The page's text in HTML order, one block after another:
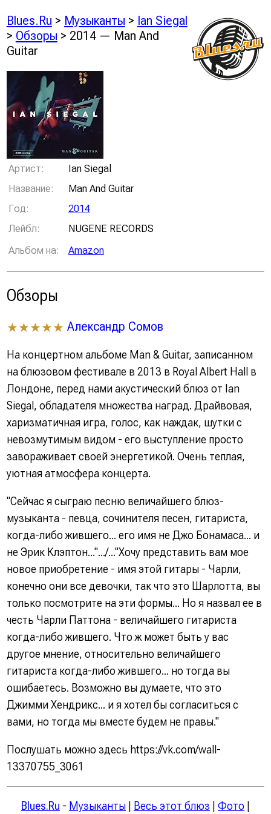
Blues.Ru > Музыканты > Ian Siegal
> Обзоры > 2014 — Man And
Guitar
Артист:
Ian Siegal
Название:
Man And Guitar
Год:
2014
Лейбл:
NUGENE RECORDS
Альбом на:
Amazon
Обзоры
★★★★★ Александр Сомов
На концертном альбоме Man & Guitar, записанном
на блюзовом фестивале в 2013 в Royal Albert Hall в
Лондоне, перед нами акустический блюз от Ian
Siegal, обладателя множества наград. Драйвовая,
харизматичная игра, голос, как наждак, шутки с
невозмутимым видом - его выступление просто
завораживает своей энергетикой. Очень теплая,
уютная атмосфера концерта.
"Сейчас я сыграю песню величайшего блюз-
музыканта - певца, сочинителя песен, гитариста,
когда-либо жившего... его имя не Джо Бонамаса... и
не Эрик Клэптон...".../..."Хочу представить вам мое
новое приобретение - имя этой гитары - Чарли,
конечно они все девочки, так что это Шарлотта, вы
только посмотрите на эти формы... Но я назвал ее в
честь Чарли Паттона - величайшего гитариста
когда-либо жившего. Что ж может быть у вас
другое мнение, относительно величайшего
гитариста когда-либо жившего... но тогда вы
ошибаетесь. Возможно вы думаете, что это
Джимми Хендрикс... и я хотел бы согласиться с
вами, но тогда мы вместе будем не правы."
Послушать можно здесь https://vk.com/wall-
13370755_3061
Blues.Ru - Музыканты Весь этот блюз Фото